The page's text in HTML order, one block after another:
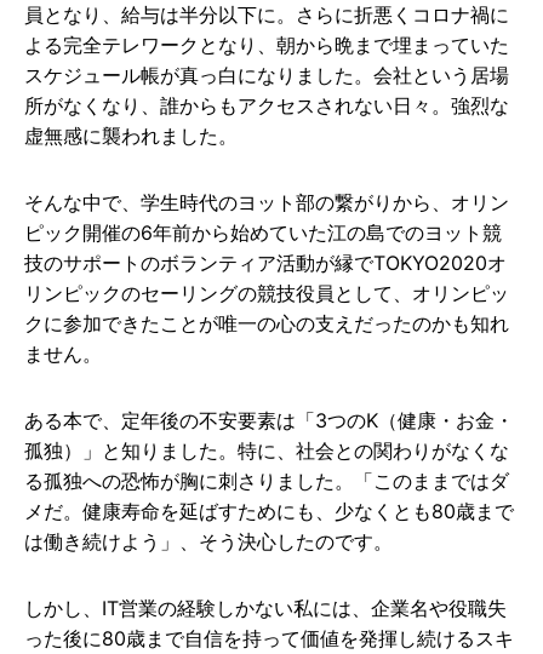
員となり、給与は半分以下に。さらに折悪くコロナ禍に
よる完全テレワークとなり、朝から晩まで埋まっていた
スケジュール帳が真っ白になりました。会社という居場
所がなくなり、誰からもアクセスされない日々。強烈な
虚無感に襲われました。
そんな中で、学生時代のヨット部の繋がりから、オリン
ピック開催の6年前から始めていた江の島でのヨット競
技のサポートのボランティア活動が縁でTOKYO2020オ
リンピックのセーリングの競技役員として、オリンピッ
クに参加できたことが唯一の心の支えだったのかも知れ
ません。
ある本で、定年後の不安要素は「3つのK（健康・お金・
孤独）」と知りました。特に、社会との関わりがなくな
る孤独への恐怖が胸に刺さりました。「このままではダ
メだ。健康寿命を延ばすためにも、少なくとも80歳まで
は働き続けよう」、そう決心したのです。
しかし、IT営業の経験しかない私には、企業名や役職失
った後に80歳まで自信を持って価値を発揮し続けるスキ